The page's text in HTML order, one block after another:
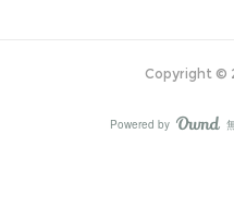
Copyright ©
Powered by